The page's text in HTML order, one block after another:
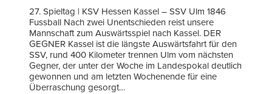
27. Spieltag | KSV Hessen Kassel – SSV Ulm 1846
Fussball Nach zwei Unentschieden reist unsere
Mannschaft zum Auswärtsspiel nach Kassel. DER
GEGNER Kassel ist die längste Auswärtsfahrt für den
SSV, rund 400 Kilometer trennen Ulm vom nächsten
Gegner, der unter der Woche im Landespokal deutlich
gewonnen und am letzten Wochenende für eine
Überraschung gesorgt…